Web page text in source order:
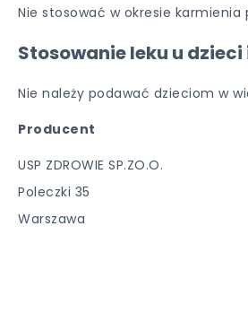
Nie stosować w okresie karmienia
Stosowanie leku u dzieci
Nie należy podawać dzieciom w
Producent
USP ZDROWIE SP.ZO.O.
Poleczki 35
Warszawa